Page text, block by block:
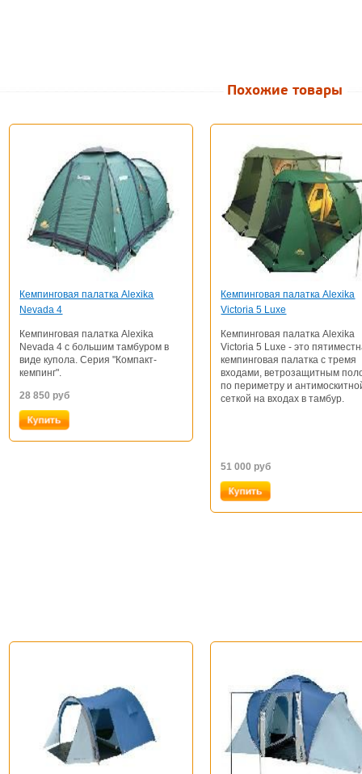
Похожие товары
Кемпинговая палатка Alexika
Nevada 4
Кемпинговая палатка Alexika
Nevada 4 с большим тамбуром в
виде купола. Серия "Компакт-
кемпинг".
28 850 руб
Кемпинговая палатка Alexika
Victoria 5 Luxe
Кемпинговая палатка Alexika
Victoria 5 Luxe - это
кемпинговая палатка с тремя
входами, ветрозащитным
по периметру и
сеткой на входах в тамбур.
51 000 руб